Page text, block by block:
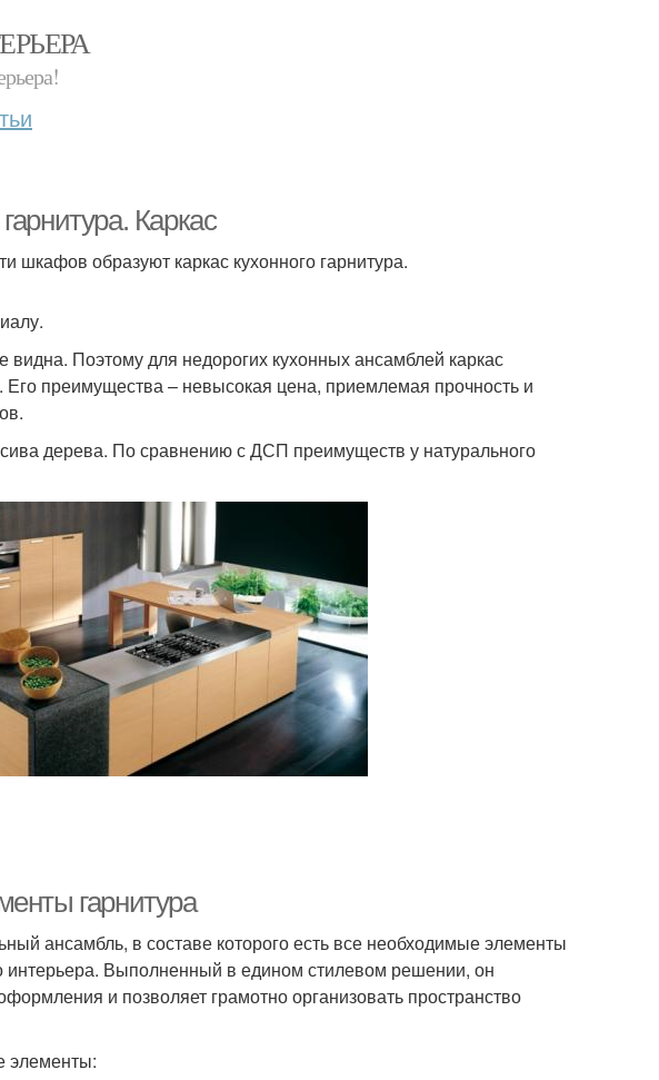
Каркас
шкафов образуют каркас кухонного гарнитура.
видна. Поэтому для недорогих кухонных ансамблей каркас
Его преимущества – невысокая цена, приемлемая прочность и
дерева. По сравнению с ДСП преимуществ у натурального
гарнитура
ансамбль, в составе которого есть все необходимые элементы
интерьера. Выполненный в едином стилевом решении, он
и позволяет грамотно организовать пространство
элементы: